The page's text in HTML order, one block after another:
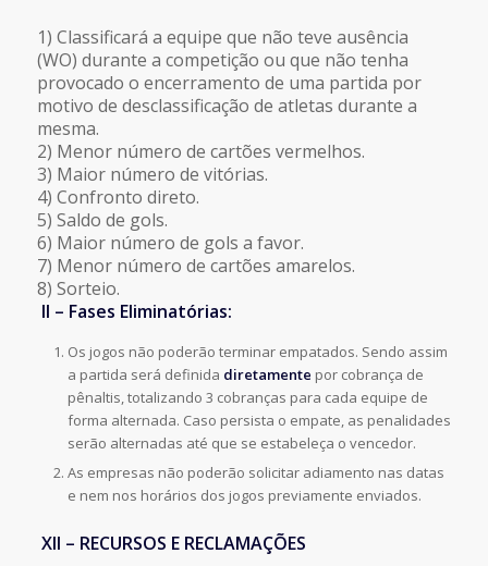
1) Classificará a equipe que não teve ausência
(WO) durante a competição ou que não tenha
provocado o encerramento de uma partida por
motivo de desclassificação de atletas durante a
mesma.
2) Menor número de cartões vermelhos.
3) Maior número de vitórias.
4) Confronto direto.
5) Saldo de gols.
6) Maior número de gols a favor.
7) Menor número de cartões amarelos.
8) Sorteio.
II – Fases Eliminatórias:
Os jogos não poderão terminar empatados. Sendo assim
a partida será definida diretamente por cobrança de
pênaltis, totalizando 3 cobranças para cada equipe de
forma alternada. Caso persista o empate, as penalidades
serão alternadas até que se estabeleça o vencedor.
As empresas não poderão solicitar adiamento nas datas
e nem nos horários dos jogos previamente enviados.
XII – RECURSOS E RECLAMAÇÕES